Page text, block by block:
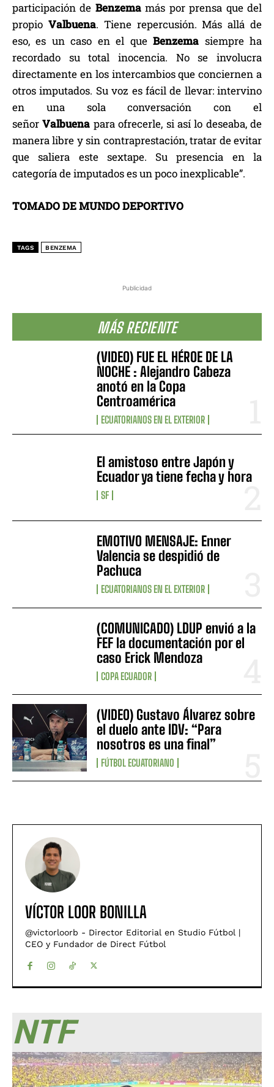
Publicidad
MÁS RECIENTE
(VIDEO) FUE EL HÉROE DE LA
NOCHE : Alejandro Cabeza
anotó en la Copa
Centroamérica
ECUATORIANOS EN EL EXTERIOR
El amistoso entre Japón y
Ecuador ya tiene fecha y hora
SF
EMOTIVO MENSAJE: Enner
Valencia se despidió de
Pachuca
ECUATORIANOS EN EL EXTERIOR
(COMUNICADO) LDUP envió a la
FEF la documentación por el
caso Erick Mendoza
COPA ECUADOR
(VIDEO) Gustavo Álvarez sobre
el duelo ante IDV: “Para
nosotros es una final”
FÚTBOL ECUATORIANO
participación de Benzemamás por prensa que del
propio Valbuena. Tiene repercusión. Más allá de
eso, es un caso en el queBenzema siempre ha
recordado su total inocencia. No se involucra
directamente en los intercambios que conciernen a
otros imputados. Su voz es fácil de llevar: intervino
en una sola conversación con el
señorValbuena para ofrecerle, si así lo deseaba, de
manera libre y sin contraprestación, tratar de evitar
que saliera este sextape. Su presencia en la
categoría de imputados es un poco inexplicable”.
TOMADO DE MUNDO DEPORTIVO
TAGS BENZEMA
VÍCTOR LOOR BONILLA
@victorloorb - Director Editorial en Studio Fútbol |
CEO y Fundador de Direct Fútbol
NTF